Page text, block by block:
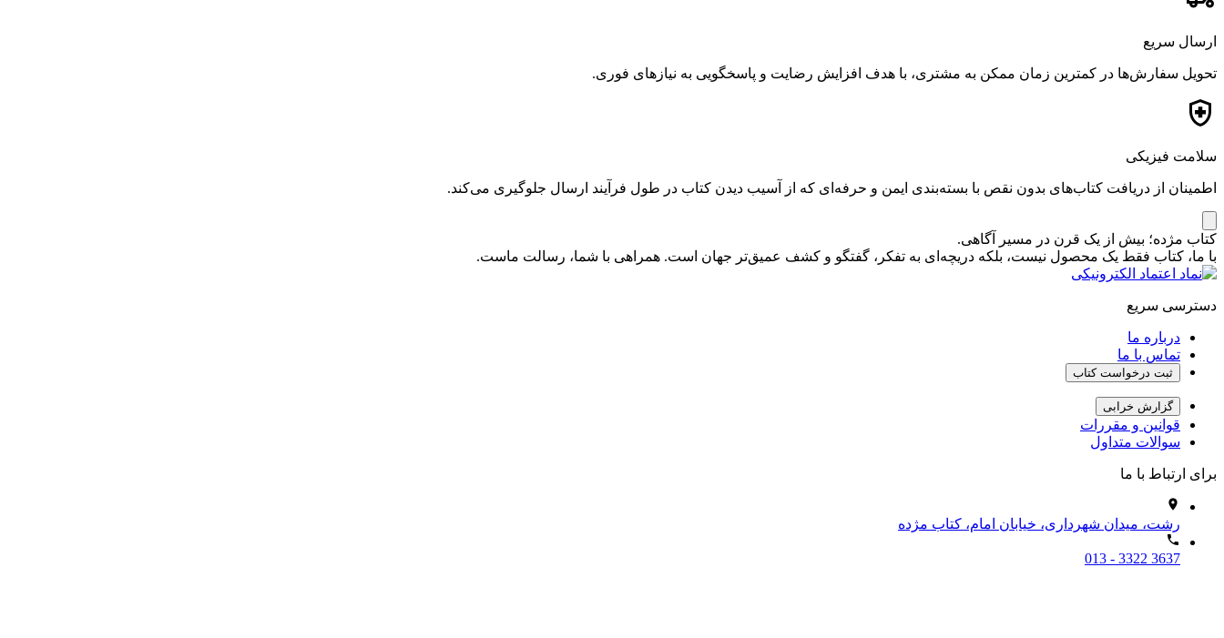
ارسال سریع
تحویل سفارش‌ها در کمترین زمان ممکن به مشتری، با هدف افزایش رضایت و پاسخگویی به نیازهای فوری.
سلامت فیزیکی
اطمینان از دریافت کتاب‌های بدون نقص با بسته‌بندی ایمن و حرفه‌ای که از آسیب دیدن کتاب در طول فرآیند ارسال جلوگیری می‌کند.
کتاب مژده؛ بیش از یک قرن در مسیر آگاهی.
با ما، کتاب فقط یک محصول نیست، بلکه دریچه‌ای به تفکر، گفتگو و کشف عمیق‌تر جهان است. همراهی با شما، رسالت ماست.
دسترسی سریع
درباره ما
تماس با ما
ثبت درخواست کتاب
گزارش خرابی
قوانین و مقررات
سوالات متداول
برای ارتباط با ما
رشت، میدان شهرداری، خیابان امام، کتاب مژده
013 - 3322 3637